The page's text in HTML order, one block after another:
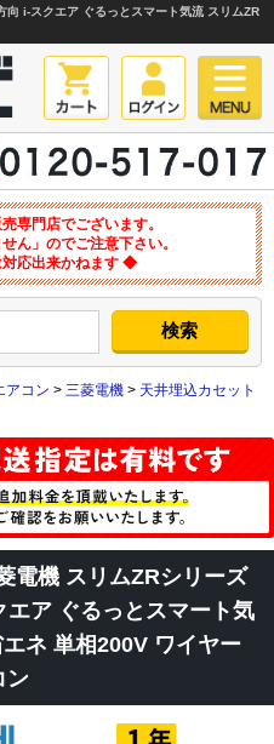
i-スクエア ぐるっとスマート気流 スリムZR
専門店でございます。
ん」のでご注意下さい。
応出来かねます ◆
アコン > 三菱電機 > 天井埋込カセット
電機 スリムZRシリーズ
ア ぐるっとスマート気
ネ 単相200V ワイヤー
ン